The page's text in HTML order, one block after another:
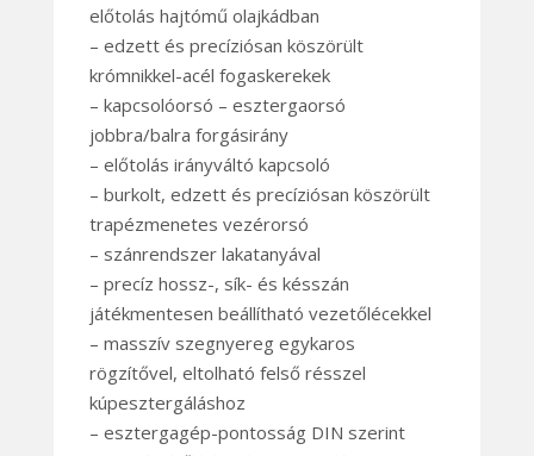
előtolás hajtómű olajkádban
– edzett és precíziósan köszörült
krómnikkel-acél fogaskerekek
– kapcsolóorsó – esztergaorsó
jobbra/balra forgásirány
– előtolás irányváltó kapcsoló
– burkolt, edzett és precíziósan köszörült
trapézmenetes vezérorsó
– szánrendszer lakatanyával
– precíz hossz-, sík- és késszán
játékmentesen beállítható vezetőlécekkel
– masszív szegnyereg egykaros
rögzítővel, eltolható felső résszel
kúpesztergáláshoz
– esztergagép-pontosság DIN szerint